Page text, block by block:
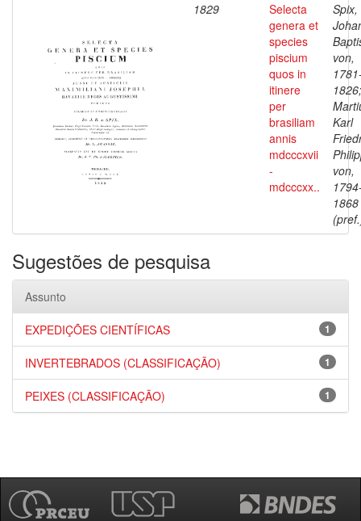
1829
Selecta
genera et
species
piscium
quos in
itinere
per
brasiliam
annis
mdcccxvii
-
mdcccxx..
Spix,
von,
1826;
Karl
von,
1868
Sugestões de pesquisa
Assunto
1
EXPEDIÇÕES CIENTÍFICAS
1
INVERTEBRADOS (CLASSIFICAÇÃO)
1
PEIXES (CLASSIFICAÇÃO)